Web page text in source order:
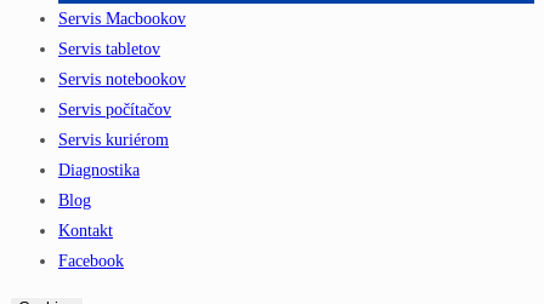
Servis Macbookov
Servis tabletov
Servis notebookov
Servis počítačov
Servis kuriérom
Diagnostika
Blog
Kontakt
Facebook